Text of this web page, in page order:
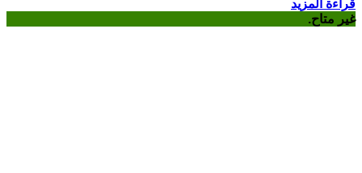
قراءة المزيد
غير متاح.